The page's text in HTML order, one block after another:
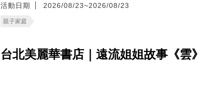
活動日期
2026/08/23~2026/08/23
親子家庭
台北美麗華書店｜遠流姐姐故事《雲》